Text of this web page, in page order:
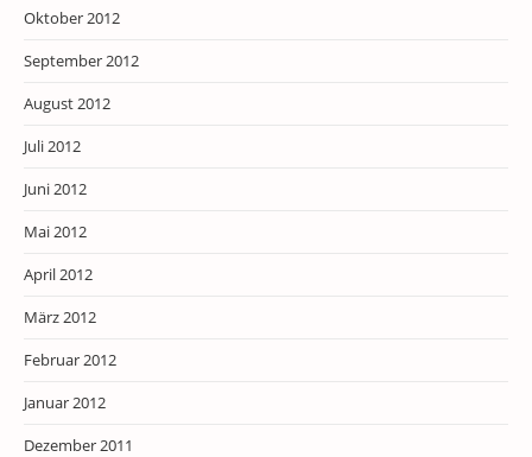
Oktober 2012
September 2012
August 2012
Juli 2012
Juni 2012
Mai 2012
April 2012
März 2012
Februar 2012
Januar 2012
Dezember 2011